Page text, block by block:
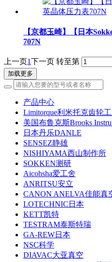
【京都玉崎】【日本
707N
上一页1下一页 转至第
加载更多
产品中心
Limitorque利米托克齿轮
美国布鲁克斯Brooks
日本丹乐DANLE
SENSEZ静雄
NISHIYAMA西山制作所
SOKKEN测研
Aicohsha爱工舍
ANRITSU安立
CANON ANELVA佳能真
LOTECHNIC日本
KETT凯特
TESTRAM泰斯特瑞
GA-REW日本
NSC科学
DIAVAC大亚真空